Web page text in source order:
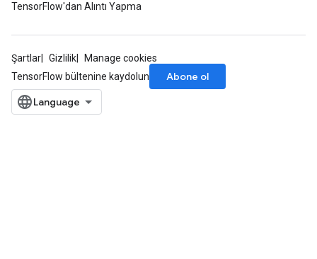
TensorFlow'dan Alıntı Yapma
Şartlar Gizlilik
Manage cookies
TensorFlow bültenine kaydolun
Abone ol